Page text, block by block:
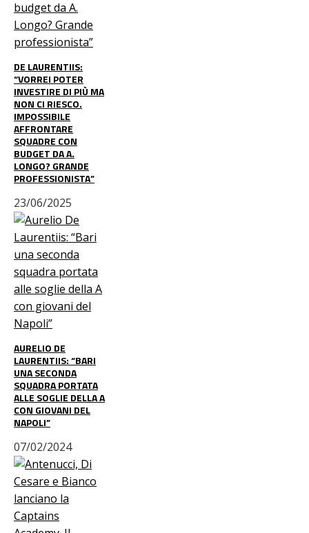
DE LAURENTIIS:
“VORREI POTER
INVESTIRE DI PIÙ MA
NON CI RIESCO.
IMPOSSIBILE
AFFRONTARE
SQUADRE CON
BUDGET DA A.
LONGO? GRANDE
PROFESSIONISTA”
23/06/2025
AURELIO DE
LAURENTIIS: “BARI
UNA SECONDA
SQUADRA PORTATA
ALLE SOGLIE DELLA A
CON GIOVANI DEL
NAPOLI”
07/02/2024